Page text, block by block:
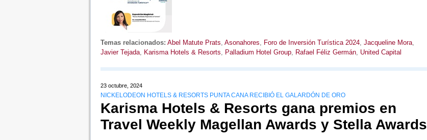
Temas relacionados: Abel Matute Prats, Asonahores, Foro de Inversión Turística 2024, Jacqueline Mora,
Javier Tejada, Karisma Hotels & Resorts, Palladium Hotel Group, Rafael Féliz Germán, United Capital
23 octubre, 2024
NICKELODEON HOTELS & RESORTS PUNTA CANA RECIBIÓ EL GALARDÓN DE ORO
Karisma Hotels & Resorts gana premios en
Travel Weekly Magellan Awards y Stella Awards